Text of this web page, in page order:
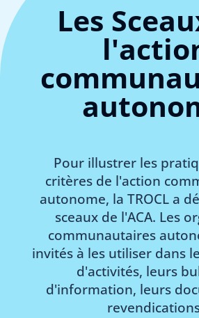
Les
Pour illustrer les
critères de l'action
autonome, la TROCL a
sceaux de l'ACA. Les
communautaires
invités à les utiliser dans
d'activités, leurs
d'information, leurs